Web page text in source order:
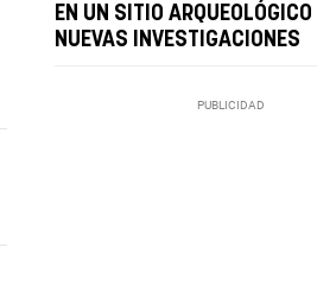
EN UN SITIO
NUEVAS INVESTIGACIONES